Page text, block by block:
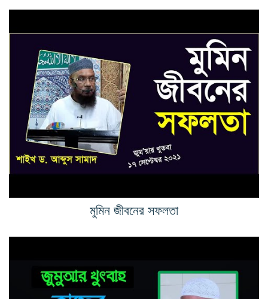
মুমিন জীবনের সফলতা